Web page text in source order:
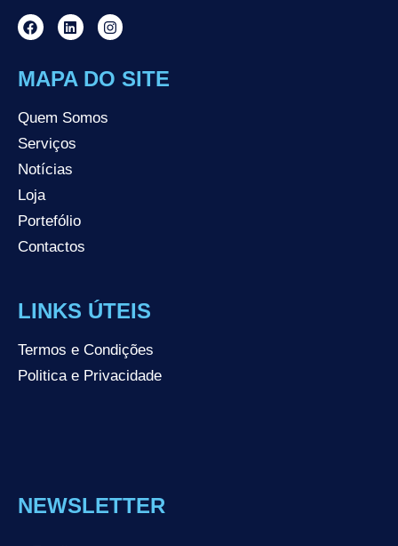
MAPA DO SITE
Quem Somos
Serviços
Notícias
Loja
Portefólio
Contactos
LINKS ÚTEIS
Termos e Condições
Politica e Privacidade
NEWSLETTER